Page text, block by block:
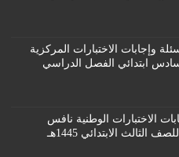
وإجابات الاختبارات المركزية
ابتدائي الفصل الدراسي
الاختبارات الوطنية نافس
الثالث الابتدائي 1445هـ